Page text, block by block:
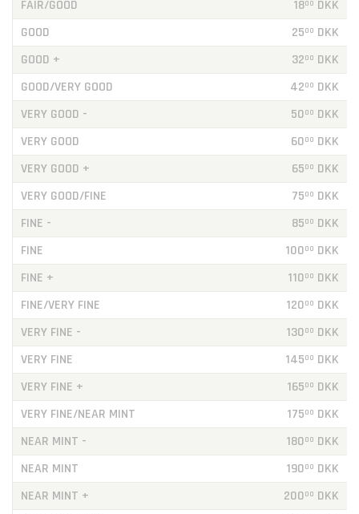
FAIR/GOOD 1800 DKK
GOOD
2500 DKK
GOOD +
3200 DKK
GOOD/VERY GOOD
4200 DKK
VERY GOOD -
5000 DKK
VERY GOOD
6000 DKK
VERY GOOD +
6500 DKK
VERY GOOD/FINE
7500 DKK
FINE -
8500 DKK
FINE
10000 DKK
FINE +
11000 DKK
FINE/VERY FINE
12000 DKK
VERY FINE -
13000 DKK
VERY FINE
14500 DKK
VERY FINE +
16500 DKK
VERY FINE/NEAR MINT
17500 DKK
NEAR MINT -
18000 DKK
NEAR MINT
19000 DKK
NEAR MINT +
20000 DKK